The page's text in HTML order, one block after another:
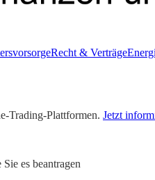
Recht & Verträge
Trading-Plattformen. Jetzt
es beantragen